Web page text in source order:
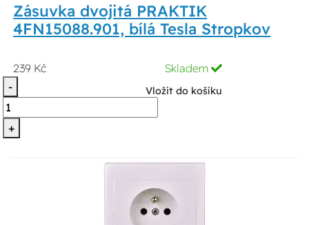
Zásuvka dvojitá PRAKTIK
4FN15088.901, bílá Tesla Stropkov
239 Kč
Skladem
-
+
Vložit do košíku